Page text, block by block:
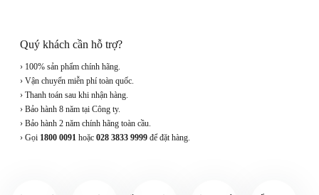
Quý khách cần hỗ trợ?
› 100% sản phẩm chính hãng.
› Vận chuyển miễn phí toàn quốc.
› Thanh toán sau khi nhận hàng.
› Bảo hành 8 năm tại Công ty.
› Bảo hành 2 năm chính hãng toàn cầu.
› Gọi 1800 0091 hoặc 028 3833 9999 để đặt hàng.